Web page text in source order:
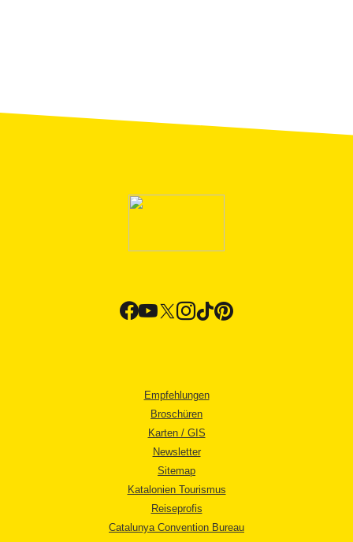
Empfehlungen
Broschüren
Karten / GIS
Newsletter
Sitemap
Katalonien Tourismus
Reiseprofis
Catalunya Convention Bureau